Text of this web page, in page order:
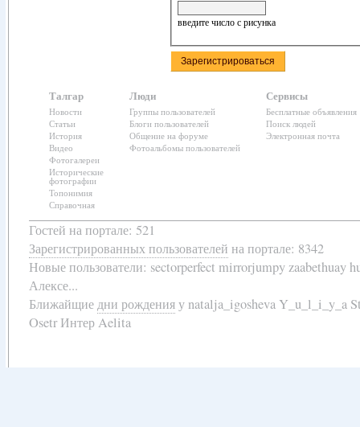
введите число с рисунка
Талгар
Новости
Статьи
История
Видео
Фотогалереи
Исторические
фотографии
Топонимия
Справочная
Люди
Группы пользователей
Блоги пользователей
Общение на форуме
Фотоальбомы пользователей
Сервисы
Бесплатные объявления
Поиск людей
Электронная почта
Гостей на портале: 521
Зарегистрированных пользователей на портале: 8342
Новые пользователи: sectorperfect mirrorjumpy zaabethuay
Алексе...
Ближайщиедни рожденияу natalja_igosheva Y_u_l_i_y_a
Osetr Интер Aelita